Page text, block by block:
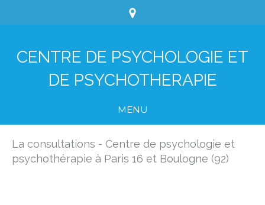
CENTRE DE PSYCHOLOGIE ET
DE PSYCHOTHERAPIE
MENU
La consultations - Centre de psychologie et
psychothérapie à Paris 16 et Boulogne (92)